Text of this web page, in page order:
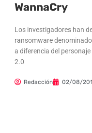
WannaCry
Los investigadores han
ransomware
a diferencia del
2.0
Redacción 02/08/